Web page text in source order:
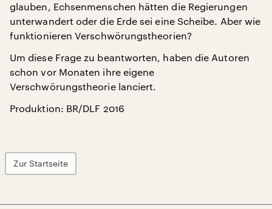
glauben, Echsenmenschen hätten die Regierungen
unterwandert oder die Erde sei eine Scheibe. Aber wie
funktionieren Verschwörungstheorien?
Um diese Frage zu beantworten, haben die Autoren
schon vor Monaten ihre eigene
Verschwörungstheorie lanciert.
Produktion: BR/DLF 2016
Zur Startseite